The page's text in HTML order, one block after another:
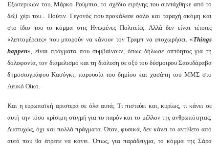
Εξωτερικών του, Μάρκο Ρούμπιο, το σχέδιο ειρήνης του συντάχθηκε από το
δεξί χέρι του... Πούτιν. Γεγονός που προκάλεσε σάλο και ταραχή ακόμη και
στο ίδιο του το κόμμα στις Ηνωμένες Πολιτείες. Αλλά δεν είναι τέτοιες
«λεπτομέρειες» που μπορούν να κάνουν τον Τραμπ να υποχωρήσει. «Things
happen», είναι πράγματα που συμβαίνουν, όπως δήλωσε απτόητος για τη
δολοφονία, τον διαμελισμό και τη διάλυση σε οξύ του δύσμοιρου Σαουδάραβα
δημοσιογράφου Κασόγκι, παρουσία του δημίου και χασάπη του ΜΜΣ στο
Λευκό Οίκο.
Και η ευρωπαϊκή αριστερά σε όλα αυτά; Τι πιστεύει και, κυρίως, τι κάνει σε
αυτή την τόσο κρίσιμη στιγμή για το παρόν και το μέλλον της ανθρωπότητας;
Δυστυχώς, όχι και πολλά πράγματα. Όταν, φυσικά, δεν κάνει το αντίθετο από
αυτό που θα έπρεπε να κάνει. Όπως, για παράδειγμα, το κόμμα της Σάρα